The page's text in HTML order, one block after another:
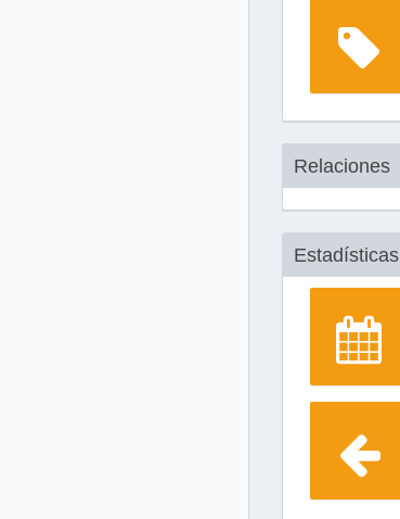
Relaciones
Estadísticas